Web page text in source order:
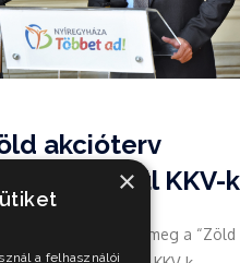
akcióterv
nélkül KKV-
Városházán tartották meg a “Zöld
×
a felhasználói